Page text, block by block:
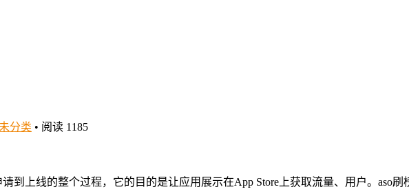
未分类 • 阅读 1185
到上线的整个过程，它的目的是让应用展示在App Store上获取流量、用户。aso刷